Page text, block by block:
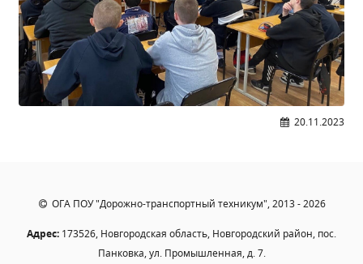
Материально-техническое обеспечение и
оснащенность образовательного процесса.
Доступная среда
Стипендии и меры поддержки обучающихся
Платные образовательные услуги
организации
20.11.2023
ОГА ПОУ "Дорожно-транспортный техникум", 2013 - 2026
Адрес: 173526, Новгородская область, Новгородский район, пос.
Панковка, ул. Промышленная, д. 7.